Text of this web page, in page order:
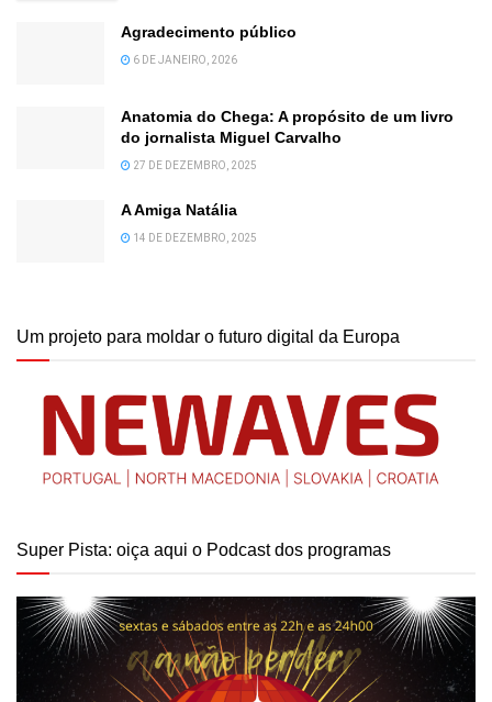
Agradecimento público
6 DE JANEIRO, 2026
Anatomia do Chega: A propósito de um livro
do jornalista Miguel Carvalho
27 DE DEZEMBRO, 2025
A Amiga Natália
14 DE DEZEMBRO, 2025
Um projeto para moldar o futuro digital da Europa
Super Pista: oiça aqui o Podcast dos programas